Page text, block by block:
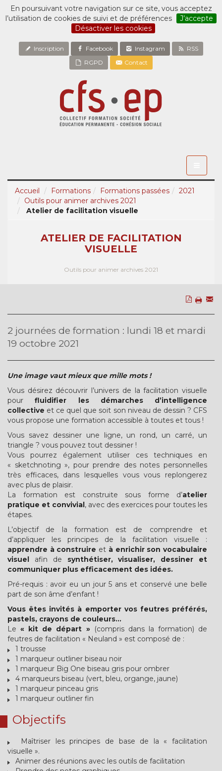
En poursuivant votre navigation sur ce site, vous acceptez
l’utilisation de cookies de suivi et de préférences
J’accepte
Désactiver les cookies
Inscription Facebook Instagram
RSS
RGPD
Contact
Accueil
Formations Formations passées
2021
Outils pour animer archives 2021
Atelier de facilitation visuelle
ATELIER DE FACILITATION
VISUELLE
Outils pour animer archives 2021
2 journées de formation : lundi 18 et mardi
19 octobre 2021
Une image vaut mieux que mille mots !
Vous désirez découvrir l’univers de la facilitation visuelle
pour fluidifier les démarches d’intelligence
collective et ce quel que soit son niveau de dessin ? CFS
vous propose une formation accessible à toutes et tous !
Vous savez dessiner une ligne, un rond, un carré, un
triangle ? vous pouvez tout dessiner !
Vous pourrez également utiliser ces techniques en
« sketchnoting », pour prendre des notes personnelles
très efficaces, dans lesquelles vous vous replongerez
avec plus de plaisir.
La formation est construite sous forme d’atelier
pratique et convivial, avec des exercices pour toutes les
étapes.
L’objectif de la formation est de comprendre et
d’appliquer les principes de la facilitation visuelle :
apprendre à construire et à enrichir son vocabulaire
visuel afin de synthétiser, visualiser, dessiner et
communiquer plus efficacement des idées.
Pré-requis : avoir eu un jour 5 ans et conservé une belle
part de son âme d’enfant !
Vous êtes invités à emporter vos feutres préférés,
pastels, crayons de couleurs…
Le« kit de départ » (compris dans la formation) de
feutres de facilitation « Neuland » est composé de :
1 trousse
1 marqueur outliner biseau noir
1 marqueur Big One biseau gris pour ombrer
4 marqueurs biseau (vert, bleu, organge, jaune)
1 marqueur pinceau gris
1 marqueur outliner fin
Objectifs
Maîtriser les principes de base de la « facilitation
visuelle ».
Animer des réunions avec les outils de facilitation